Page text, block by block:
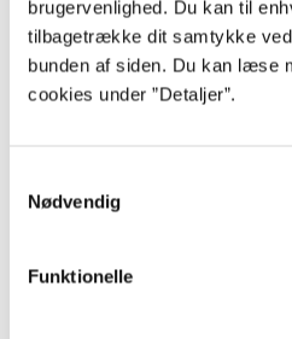
brugervenlighed. Du kan til
tilbagetrække dit samtykke
bunden af siden. Du kan læse
cookies under ”Detaljer”.
Nødvendig
Funktionelle
...